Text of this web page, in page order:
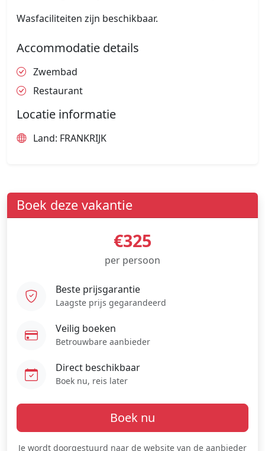
Wasfaciliteiten zijn beschikbaar.
Accommodatie details
Zwembad
Restaurant
Locatie informatie
Land: FRANKRIJK
Boek deze vakantie
€325
per persoon
Beste prijsgarantie
Laagste prijs gegarandeerd
Veilig boeken
Betrouwbare aanbieder
Direct beschikbaar
Boek nu, reis later
Boek nu
Je wordt doorgestuurd naar de website van de aanbieder